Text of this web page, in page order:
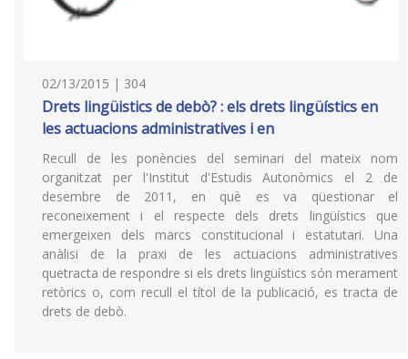
02/13/2015 | 304
Drets lingüistics de debò? : els drets lingüístics en
les actuacions administratives i en
Recull de les ponències del seminari del mateix nom
organitzat per l'Institut d'Estudis Autonòmics el 2 de
desembre de 2011, en què es va qüestionar el
reconeixement i el respecte dels drets lingüístics que
emergeixen dels marcs constitucional i estatutari. Una
anàlisi de la praxi de les actuacions administratives
quetracta de respondre si els drets lingüístics són merament
retòrics o, com recull el títol de la publicació, es tracta de
drets de debò.